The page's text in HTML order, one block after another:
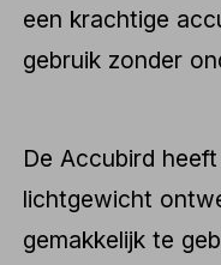
een krachtige
gebruik zonder
De Accubird
lichtgewicht
gemakkelijk te